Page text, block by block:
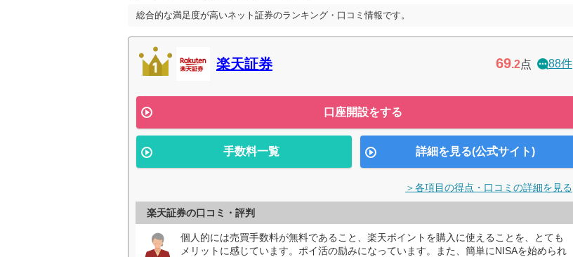
総合的な満足度が高いネット証券のランキング・口コミ情報です。
楽天証券 69.2点 88件
口座開設をする
手数料一覧 詳細を見る(公式サイト)
＞各項目の得点・口コミの詳細を見る
楽天証券の口コミ・評判
個人的には売買手数料が無料であること、楽天ポイントを購入に使えることを、とても
メリットに感じています。ポイ活の励みになっています。また、簡単にNISAを始められ